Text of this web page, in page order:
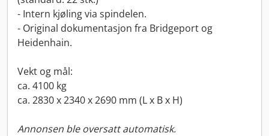
- Intern kjøling via spindelen.
- Original dokumentasjon fra Bridgeport og
Heidenhain.
Vekt og mål:
ca. 4100 kg
ca. 2830 x 2340 x 2690 mm (L x B x H)
Annonsen ble oversatt automatisk.